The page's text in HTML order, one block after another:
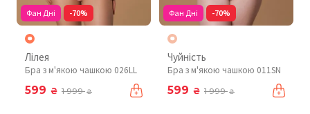
Фан Дні -70%
Лілея
Бра з м'якою чашкою 026LL
599 ₴ 1 999₴
Фан Дні -70%
Чуйність
Бра з м'якою чашкою 011SN
599 ₴ 1 999₴